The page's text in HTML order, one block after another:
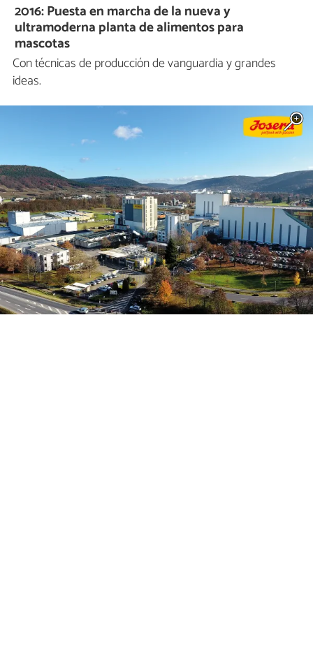
2016: Puesta en marcha de la nueva y
ultramoderna planta de alimentos para
mascotas
Con técnicas de producción de vanguardia y grandes
ideas.